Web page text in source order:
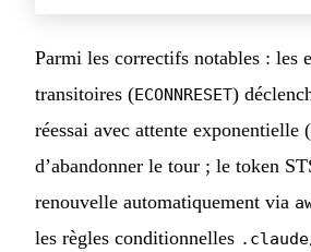
Parmi les correctifs notables : les
transitoires (ECONNRESET)
réessai avec attente exponentielle (
d’abandonner le tour ; le token
renouvelle automatiquement via
les règles conditionnelles